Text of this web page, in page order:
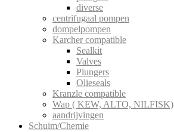
diverse
centrifugaal pompen
dompelpompen
Karcher compatible
Sealkit
Valves
Plungers
Olieseals
Kranzle compatible
Wap ( KEW, ALTO, NILFISK)
aandrijvingen
Schuim/Chemie